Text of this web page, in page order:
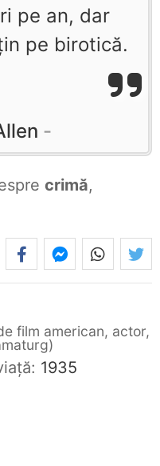
pe an, dar
pe birotică.
crimă,
film american, actor,
1935